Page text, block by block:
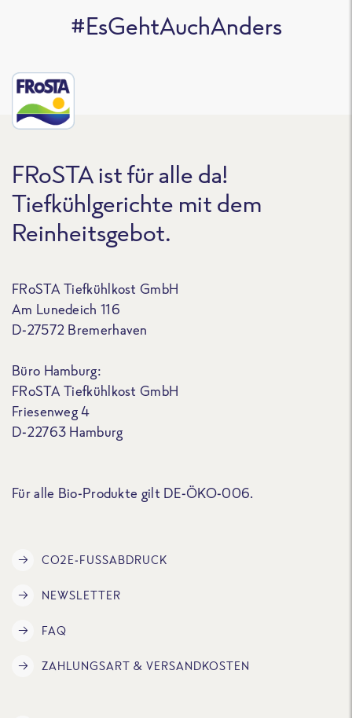
#EsGehtAuchAnders
FRoSTA ist für alle da!
Tiefkühlgerichte mit dem
Reinheitsgebot.
FRoSTA Tiefkühlkost GmbH
Am Lunedeich 116
D-27572 Bremerhaven
Büro Hamburg:
FRoSTA Tiefkühlkost GmbH
Friesenweg 4
D-22763 Hamburg
Für alle Bio-Produkte gilt DE-ÖKO-006.
CO2E-FUSSABDRUCK
NEWSLETTER
FAQ
ZAHLUNGSART & VERSANDKOSTEN